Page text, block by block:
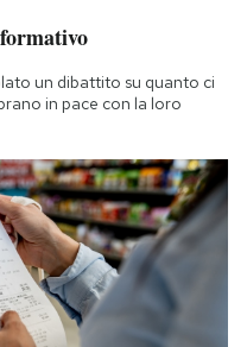
un dibattito su quanto ci
in pace con la loro